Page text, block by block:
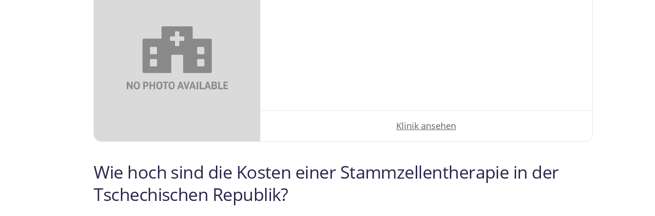
Klinik ansehen
Wie hoch sind die Kosten einer Stammzellentherapie in der
Tschechischen Republik?